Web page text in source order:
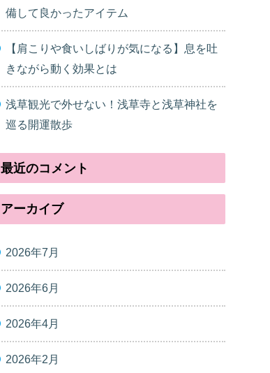
備して良かったアイテム
【肩こりや食いしばりが気になる】息を吐
きながら動く効果とは
浅草観光で外せない！浅草寺と浅草神社を
巡る開運散歩
最近のコメント
アーカイブ
2026年7月
2026年6月
2026年4月
2026年2月